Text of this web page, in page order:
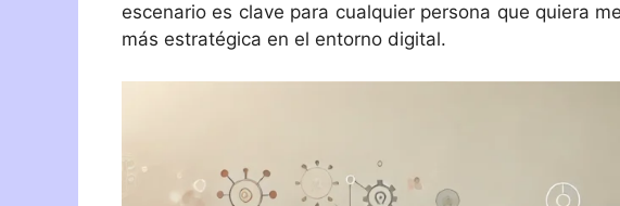
escenario es clave para cualquier persona que quiera
más estratégica en el entorno digital.